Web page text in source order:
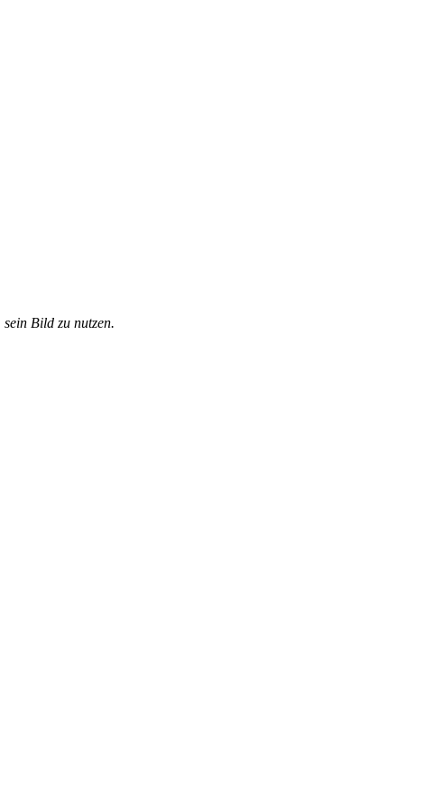
Bild zu nutzen.